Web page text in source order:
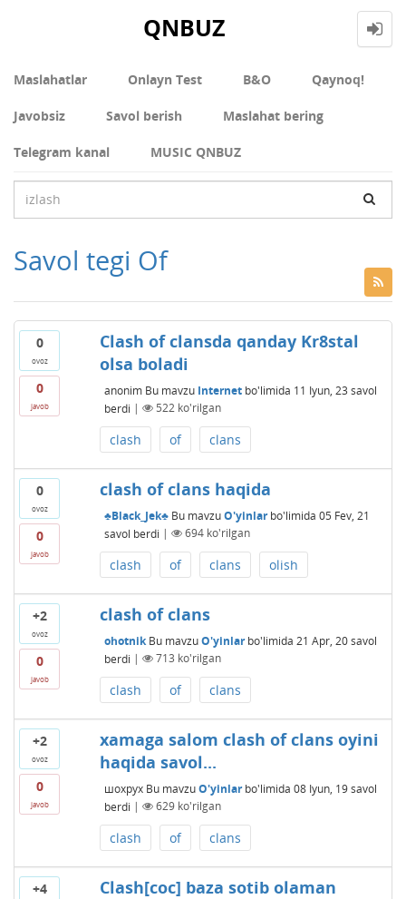
QNBUZ
Maslahatlar Onlayn Test В&О Qaynoq!
Javobsiz Savol berish Maslahat bering
Telegram kanal MUSIC QNBUZ
Savol tegi Of
0
ovoz
0
javob
Clash of clansda qanday Kr8stal
olsa boladi
anonim Bu mavzu Internetbo'limida 11 Iyun, 23 savol
berdi | 522ko'rilgan
clash of clans
0
ovoz
0
javob
clash of clans haqida
♣Black_Jek♣ Bu mavzuO'yinlarbo'limida 05 Fev, 21
savol berdi | 694ko'rilgan
clash of clans olish
+2
ovoz
0
javob
clash of clans
ohotnik Bu mavzuO'yinlarbo'limida 21 Apr, 20 savol
berdi | 713 ko'rilgan
clash of clans
+2
ovoz
0
javob
xamaga salom clash of clans oyini
haqida savol...
шохрух Bu mavzuO'yinlarbo'limida 08 Iyun, 19 savol
berdi | 629ko'rilgan
clash of clans
+4 Clash[coc] baza sotib olaman